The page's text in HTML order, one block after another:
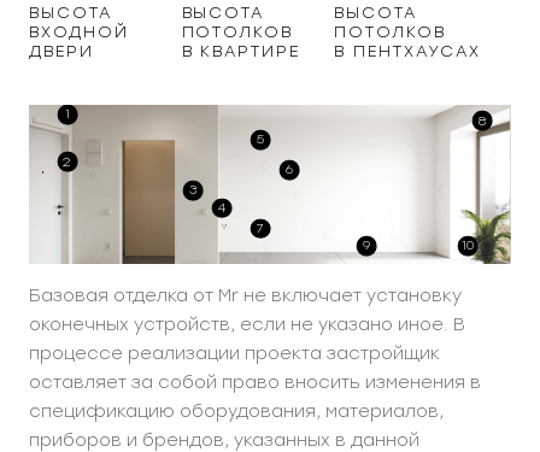
ВЫСОТА
ВХОДНОЙ
ДВЕРИ
ВЫСОТА
ПОТОЛКОВ
В КВАРТИРЕ
ВЫСОТА
ПОТОЛКОВ
В ПЕНТХАУСАХ
1
2
3
4
5
6
7
8
9 10
Базовая отделка от Mr не включает установку
оконечных устройств, если не указано иное. В
процессе реализации проекта застройщик
оставляет за собой право вносить изменения в
спецификацию оборудования, материалов,
приборов и брендов, указанных в данной